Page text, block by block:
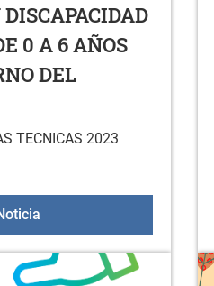
0 A 6 AÑOS
DEL
TECNICAS 2023
CONVOCATORIA